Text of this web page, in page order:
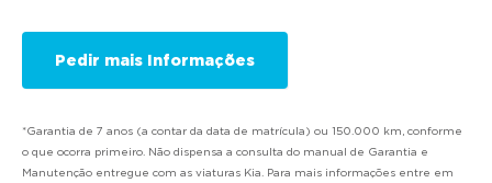
*Garantia de 7 anos (a contar da data de matrícula) ou 150.000 km, conforme
o que ocorra primeiro. Não dispensa a consulta do manual de Garantia e
Manutenção entregue com as viaturas Kia. Para mais informações entre em